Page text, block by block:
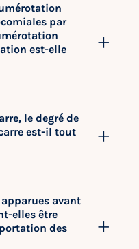
par
est-elle
le degré de
est-il tout
avant
elles être
des